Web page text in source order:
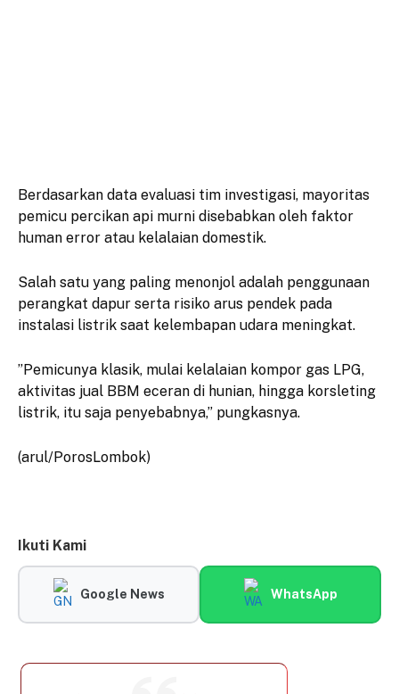
​Berdasarkan data evaluasi tim investigasi, mayoritas
pemicu percikan api murni disebabkan oleh faktor
human error atau kelalaian domestik.
Salah satu yang paling menonjol adalah penggunaan
perangkat dapur serta risiko arus pendek pada
instalasi listrik saat kelembapan udara meningkat.
​”Pemicunya klasik, mulai kelalaian kompor gas LPG,
aktivitas jual BBM eceran di hunian, hingga korsleting
listrik, itu saja penyebabnya,” pungkasnya.
(arul/PorosLombok)
Ikuti Kami
Google News WhatsApp